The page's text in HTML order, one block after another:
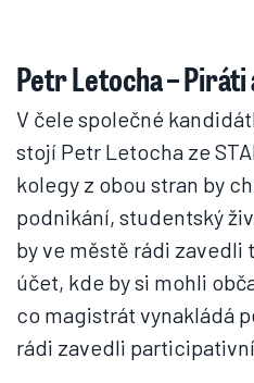
Petr Letocha –
V čele společné
stojí Petr Letocha ze
kolegy z obou stran by
podnikání, studentský
by ve městě rádi zavedli
účet, kde by si mohli
co magistrát vynakládá
rádi zavedli